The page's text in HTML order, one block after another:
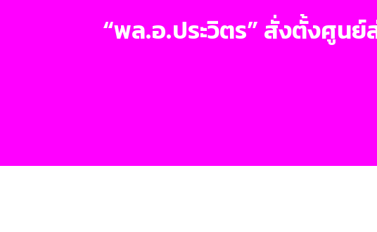
“พล.อ.ประวิตร” สั่งตั้งศูน